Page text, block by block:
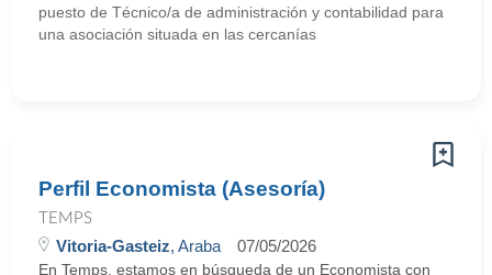
puesto de Técnico/a de administración y contabilidad para
una asociación situada en las cercanías
Perfil Economista (Asesoría)
TEMPS
Vitoria-Gasteiz, Araba 07/05/2026
En Temps, estamos en búsqueda de un Economista con